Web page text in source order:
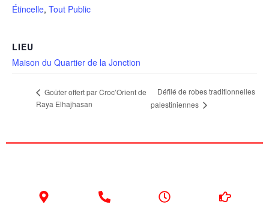
Étincelle, Tout Public
LIEU
Maison du Quartier de la Jonction
Goûter offert par Croc’Orient de
Raya Elhajhasan
Défilé de robes traditionnelles
palestiniennes